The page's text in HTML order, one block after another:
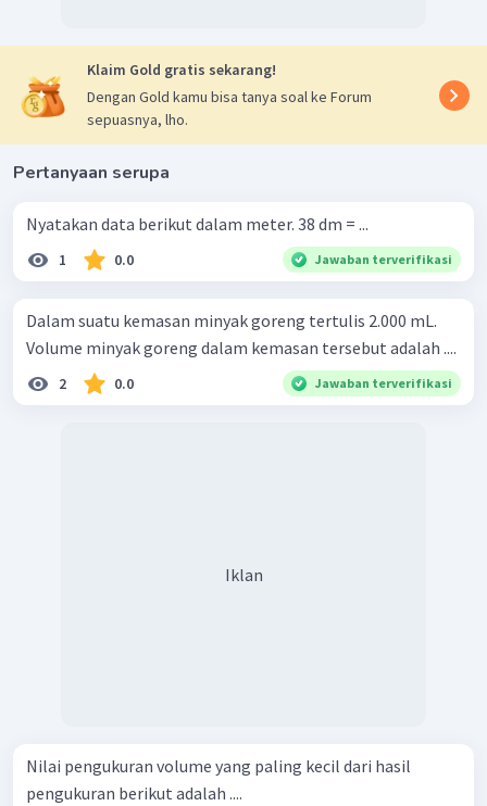
Klaim Gold gratis sekarang!
Dengan Gold kamu bisa tanya soal ke Forum
sepuasnya, lho.
Pertanyaan serupa
Nyatakan data berikut dalam meter. 38 dm = ...
1 0.0 Jawaban terverifikasi
Dalam suatu kemasan minyak goreng tertulis 2.000 mL.
Volume minyak goreng dalam kemasan tersebut adalah ....
2 0.0 Jawaban terverifikasi
Iklan
Nilai pengukuran volume yang paling kecil dari hasil
pengukuran berikut adalah ....